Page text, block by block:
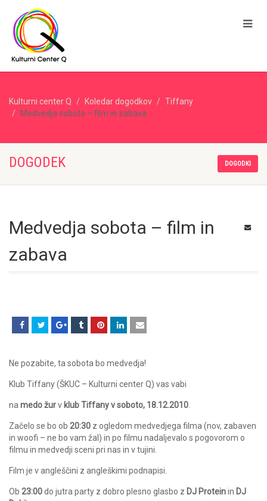
Kulturni center Q Koledar dogodkov
Tiffany
Medvedja sobota – film in zabava
DOGODEK DOGODKI
Medvedja sobota – film in
zabava
Ne pozabite, ta sobota bo medvedja!
Klub Tiffany (ŠKUC – Kulturni center Q) vas vabi
na medo žurv klub Tiffany v soboto, 18.12.2010
Začelo se bo ob 20:30 z ogledom medvedjega filma (nov, zabaven
in woofi – ne bo vam žal) in po filmu nadaljevalo s pogovorom o
filmu in medvedji sceni pri nas in v tujini.
Film je v angleščini z angleškimi podnapisi.
Ob 23:00do jutra party z dobro plesno glasbo z DJ Proteinin DJ